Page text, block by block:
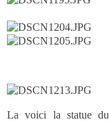
La voici la statue du